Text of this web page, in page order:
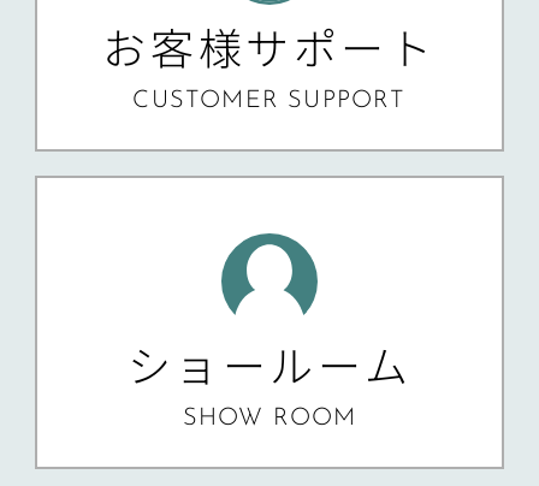
お客様サポート
CUSTOMER SUPPORT
ショールーム
SHOW ROOM